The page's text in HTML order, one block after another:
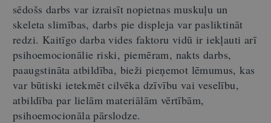
sēdošs darbs var izraisīt nopietnas muskuļu un
skeleta slimības, darbs pie displeja var pasliktināt
redzi. Kaitīgo darba vides faktoru vidū ir iekļauti arī
psihoemocionālie riski, piemēram, nakts darbs,
paaugstināta atbildība, bieži pieņemot lēmumus, kas
var būtiski ietekmēt cilvēka dzīvību vai veselību,
atbildība par lielām materiālām vērtībām,
psihoemocionāla pārslodze.